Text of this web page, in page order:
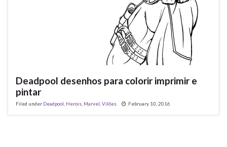
Deadpool desenhos para colorir imprimir e
pintar
Filed under Deadpool Herois Marvel Vilões February 10, 2016